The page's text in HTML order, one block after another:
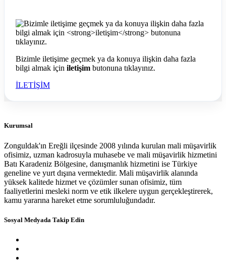
Bizimle iletişime geçmek ya da konuya ilişkin daha fazla
bilgi almak için iletişim butonuna tıklayınız.
İLETİŞİM
Kurumsal
Zonguldak'ın Ereğli ilçesinde 2008 yılında kurulan mali müşavirlik
ofisimiz, uzman kadrosuyla muhasebe ve mali müşavirlik hizmetini
Batı Karadeniz Bölgesine, danışmanlık hizmetini ise Türkiye
geneline ve yurt dışına vermektedir. Mali müşavirlik alanında
yüksek kalitede hizmet ve çözümler sunan ofisimiz, tüm
faaliyetlerini mesleki norm ve etik ilkelere uygun gerçekleştirerek,
kamu yararına hareket etme sorumluluğundadır.
Sosyal Medyada Takip Edin